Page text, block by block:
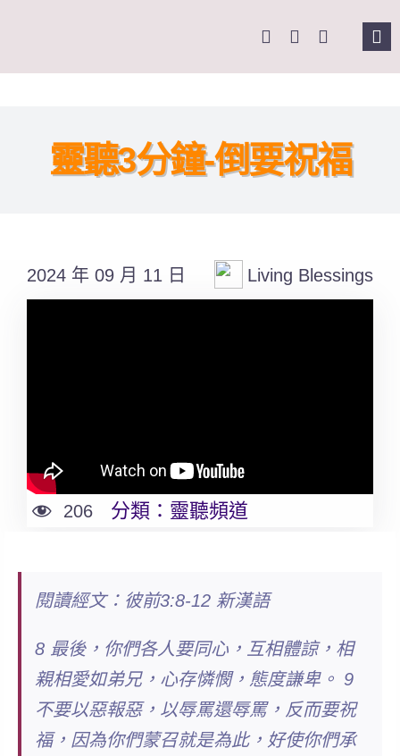
content
關於我們
靈聽3分鐘-倒要祝福
2024 年 09 月 11 日 Living Blessings
206 分類： 靈聽頻道
閱讀經文：彼前3:8-12 新漢語
8 最後，你們各人要同心，互相體諒，相
親相愛如弟兄，心存憐憫，態度謙卑。 9
不要以惡報惡，以辱罵還辱罵，反而要祝
福，因為你們蒙召就是為此，好使你們承